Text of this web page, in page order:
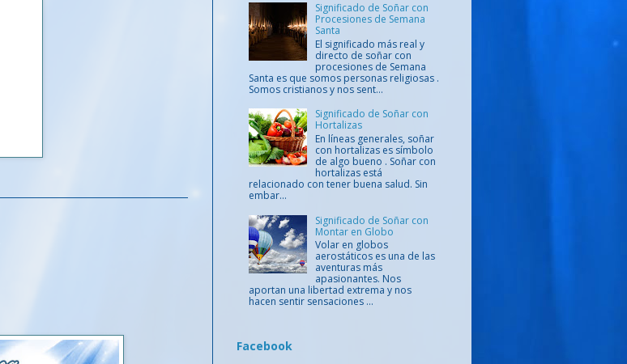
Significado de Soñar con
Procesiones de Semana
Santa
El significado más real y
directo de soñar con
procesiones de Semana
Santa es que somos personas religiosas .
Somos cristianos y nos sent...
Significado de Soñar con
Hortalizas
En líneas generales, soñar
con hortalizas es símbolo
de algo bueno . Soñar con
hortalizas está
relacionado con tener buena salud. Sin
embar...
Significado de Soñar con
Montar en Globo
Volar en globos
aerostáticos es una de las
aventuras más
apasionantes. Nos
aportan una libertad extrema y nos
hacen sentir sensaciones ...
Facebook